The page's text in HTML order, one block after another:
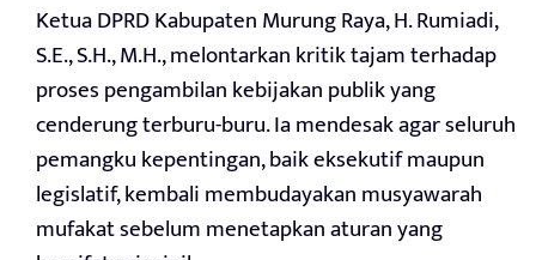
Ketua DPRD Kabupaten Murung Raya, H. Rumiadi,
S.E., S.H., M.H., melontarkan kritik tajam terhadap
proses pengambilan kebijakan publik yang
cenderung terburu-buru. Ia mendesak agar seluruh
pemangku kepentingan, baik eksekutif maupun
legislatif, kembali membudayakan musyawarah
mufakat sebelum menetapkan aturan yang